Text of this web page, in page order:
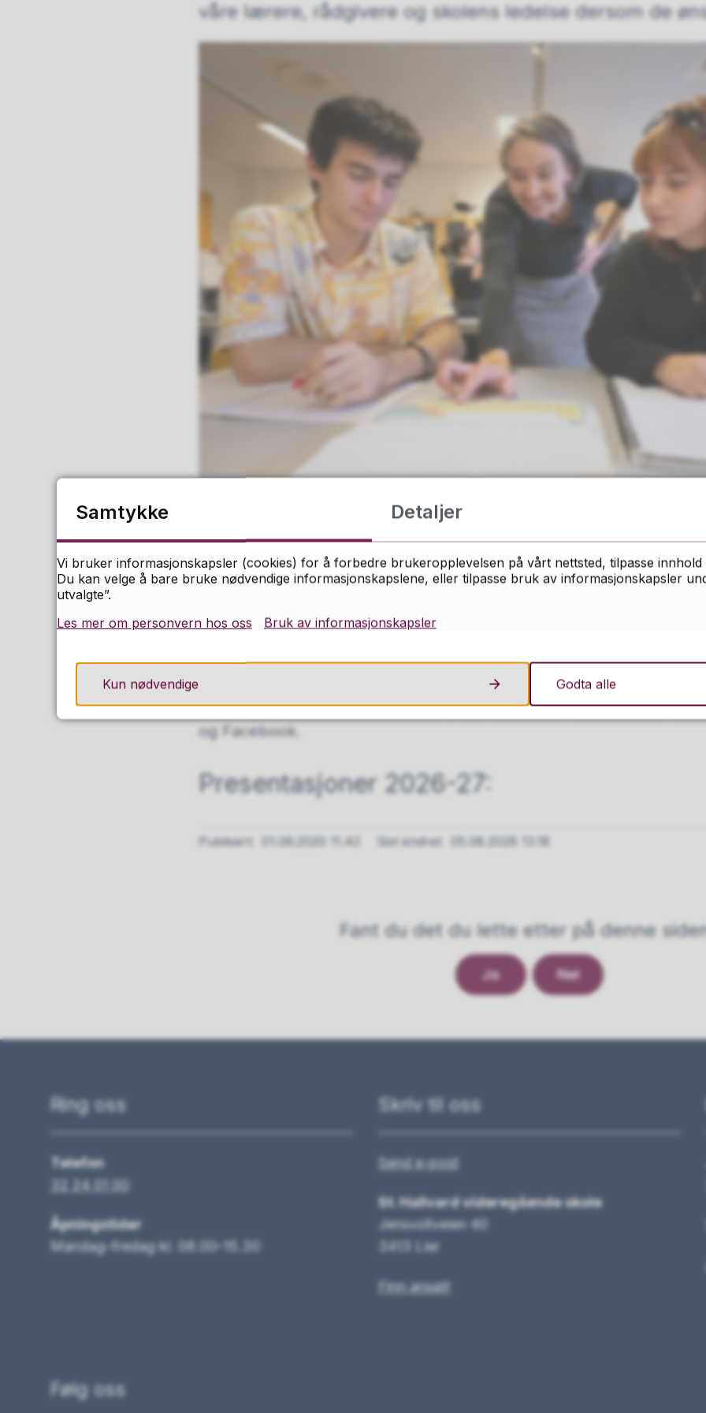
våre lærere, rådgivere og skolens ledelse dersom de
Dersom det oppstår spesielle situasjoner ved skolen, kan det
elever og foresatte via SMS. Øvrig viktig informasjon finner du på
og Facebook.
Presentasjoner 2026-27:
Publisert 01.06.2020 11.42 Sist endret 05.08.2026 13.18
Fant du det du lette etter på denne
Ja Nei
Ring oss
Telefon
32 24 01 00
Åpningstider
Mandag–fredag kl. 08.00–15.30
Skriv til oss
Send e-post
St. Hallvard videregående skole
Jensvollveien 40
3413 Lier
Finn ansatt
Følg oss
Samtykke Detaljer
Vi bruker informasjonskapsler (cookies) for å forbedre brukeropplevelsen på vårt nettsted, tilpasse
Du kan velge å bare bruke nødvendige informasjonskapslene, eller tilpasse bruk av informasjonskapsler
utvalgte”.
Les mer om personvern hos oss
Bruk av informasjonskapsler
Kun nødvendige Godta alle